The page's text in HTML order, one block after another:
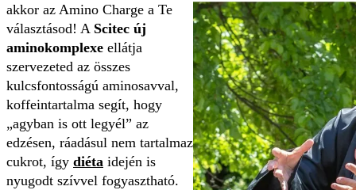
akkor az Amino Charge a Te
választásod! A Scitec új
aminokomplexe ellátja
szervezeted az összes
kulcsfontosságú aminosavval,
koffeintartalma segít, hogy
„agyban is ott legyél” az
edzésen, ráadásul nem tartalmaz
cukrot, így diéta idején is
nyugodt szívvel fogyasztható.